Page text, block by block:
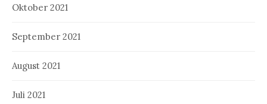
Oktober 2021
September 2021
August 2021
Juli 2021